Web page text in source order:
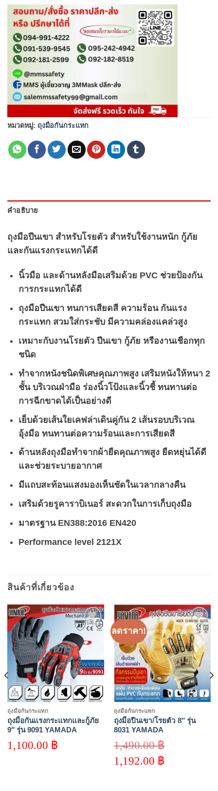
หมวดหมู่: ถุงมือกันกระแทก
คำอธิบาย
ถุงมือปีนเขา สำหรับโรยตัว สำหรับใช้งานหนัก กู้ภัย
และกันแรงกระแทกได้ดี
นิ้วมือ และด้านหลังมือเสริมด้วย PVC ช่วยป้องกัน
การกระแทกได้ดี
ถุงมือปีนเขา ทนการเสียดสี ความร้อน กันแรง
กระแทก สวมใส่กระชับ มีความคล่องแคล่วสูง
เหมาะกับงานโรยตัว ปีนเขา กู้ภัย หรืองานเชือกทุก
ชนิด
ทำจากหนังชนิดพิเศษคุณภาพสูง เสริมหนังให้หนา 2
ชั้น บริเวณฝ่ามือ ร่องนิ้วโป้งและนิ้วชี้ ทนทานต่อ
การฉีกขาดได้เป็นอย่างดี
เย็บด้วยเส้นใยเคฟล่าเดินคู่กัน 2 เส้นรอบบริเวณ
อุ้งมือ ทนทานต่อความร้อนและการเสียดสี
ด้านหลังถุงมือทำจากผ้ายืดคุณภาพสูง ยืดหยุ่นได้ดี
และช่วยระบายอากาศ
มีแถบสะท้อนแสงมองเห็นชัดในเวลากลางคืน
เสริมด้วยรูคาราบิเนอร์ สะดวกในการเก็บถุงมือ
มาตรฐาน EN388:2016 EN420
Performance level 2121X
สินค้าที่เกี่ยวข้อง
Add to
wishlist
ถุงมือกันกระแทก
ถุงมือกันแรงกระแทกและกู้ภัย
9″ รุ่น 9091 YAMADA
1,100.00 ฿
ลดราคา!
Add to
wishlist
ถุงมือกันกระแทก
ถุงมือปีนเขา/โรยตัว 8″ รุ่น
8031 YAMADA
1,490.00฿
price
was:
1,192.00 ฿